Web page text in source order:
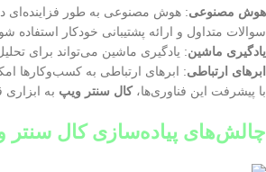
هوش مصنوعی: هوش مصنوعی به طور فزاینده‌ای
سوالات متداول و ارائه پشتیبانی خودکار استفاده
یادگیری ماشین: یادگیری ماشین می‌تواند برای
ابرهای ارتباطی: ابرهای ارتباطی به کسب‌وکارها
با پیشرفت این فناوری‌ها،کال سنتر ویپ به
چالش‌های پیاده‌سازی کال